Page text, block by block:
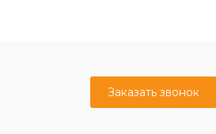
Заказать звонок